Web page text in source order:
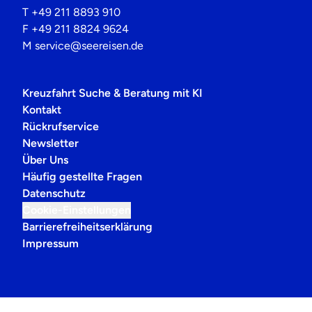
T +49 211 8893 910
F +49 211 8824 9624
M service@seereisen.de
Kreuzfahrt Suche & Beratung mit KI
Kontakt
Rückrufservice
Newsletter
Über Uns
Häufig gestellte Fragen
Datenschutz
Barrierefreiheitserklärung
Impressum